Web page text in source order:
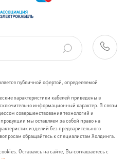
публичной офертой, определяемой
характеристики кабелей приведены в
информационный характер. В связи
совершенствования технологий и
мы оставляем за собой право на
изделий без предварительного
обращайтесь к специалистам Холдинга.
Оставаясь на сайте, Вы соглашаетесь с